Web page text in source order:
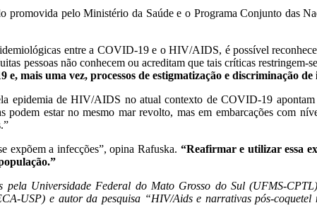
promovida pelo Ministério da Saúde e o Programa Conjunto das
entre a COVID-19 e o HIV/AIDS, é possível
pessoas não conhecem ou acreditam que tais críticas
mais uma vez, processos de estigmatização e discriminação
epidemia de HIV/AIDS no atual contexto de COVID-19
estar no mesmo mar revolto, mas em embarcações com
expõem a infecções”, opina Rafuska. “Reafirmar e utilizar essa
pela Universidade Federal do Mato Grosso do Sul (UFMS-
USP) e autor da pesquisa “HIV/Aids e narrativas pós-